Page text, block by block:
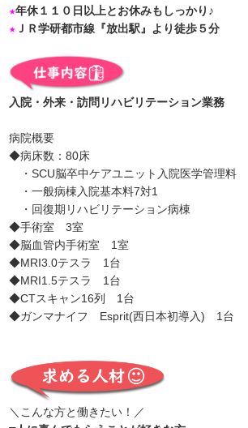
★年休１１０日以上とお休みもしっかり♪
★ ＪＲ学研都市線『放出駅』より徒歩５分
入院・外来・訪問リハビリテーション業務
病院概要
◆病床数：80床
・SCU脳卒中ケアユニット入院医学管理料
・一般病棟入院基本料7対1
・回復期リハビリテーション病棟
◆手術室 3室
◆脳血管内手術室 1室
◆MRI3.0テスラ 1台
◆MRI1.5テスラ 1台
◆CTスキャン16列 1台
◆ガンマナイフ Esprit(西日本初導入) 1台
＼こんな方と働きたい！／